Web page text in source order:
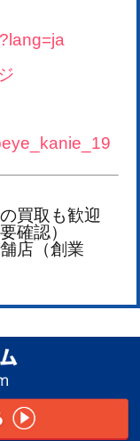
買取も歓迎
確認）
店（創業